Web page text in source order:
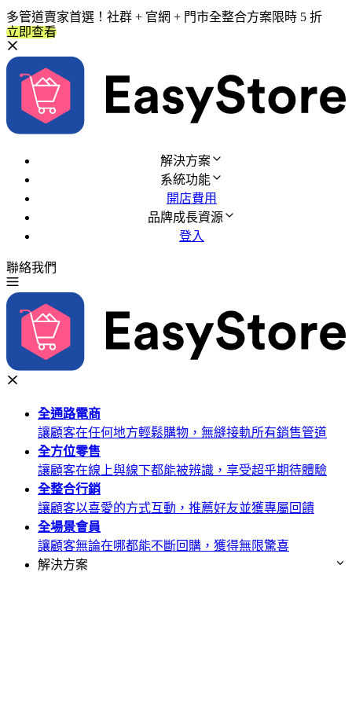
多管道賣家首選！社群 + 官網 + 門市全整合方案限時 5 折
立即查看
解決方案
系統功能
開店費用
品牌成長資源
登入
聯絡我們
全通路電商
讓顧客在任何地方輕鬆購物，無縫接軌所有銷售管道
全方位零售
讓顧客在線上與線下都能被辨識，享受超乎期待體驗
全整合行銷
讓顧客以喜愛的方式互動，推薦好友並獲專屬回饋
全場景會員
讓顧客無論在哪都能不斷回購，獲得無限驚喜
解決方案